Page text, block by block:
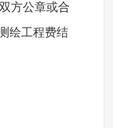
方公章或合
绘工程费结